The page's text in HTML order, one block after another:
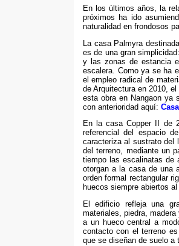
En los últimos años,
la
próximos ha ido
naturalidad en frondosos
La casa Palmyra
es de una gran simplicidad
y las zonas de estancia
escalera Como ya se ha
el empleo radical de
de Arquitectura en 2010, el
esta obra en Nangaon ya
con anterioridad aquí:
En la casa Copper II de
referencial del espacio
caracteriza al sustrato del
del terreno, mediante un
tiempo las escalinatas de
otorgan a la casa de una
orden formal rectangular
huecos siempre abiertos
El edificio refleja una
materiales,piedra,madera
a un hueco central a
contacto con el terreno
que se diseñan de suelo a